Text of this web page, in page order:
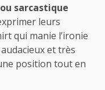
sarcastique
leurs
qui manie l’ironie
et très
position tout en